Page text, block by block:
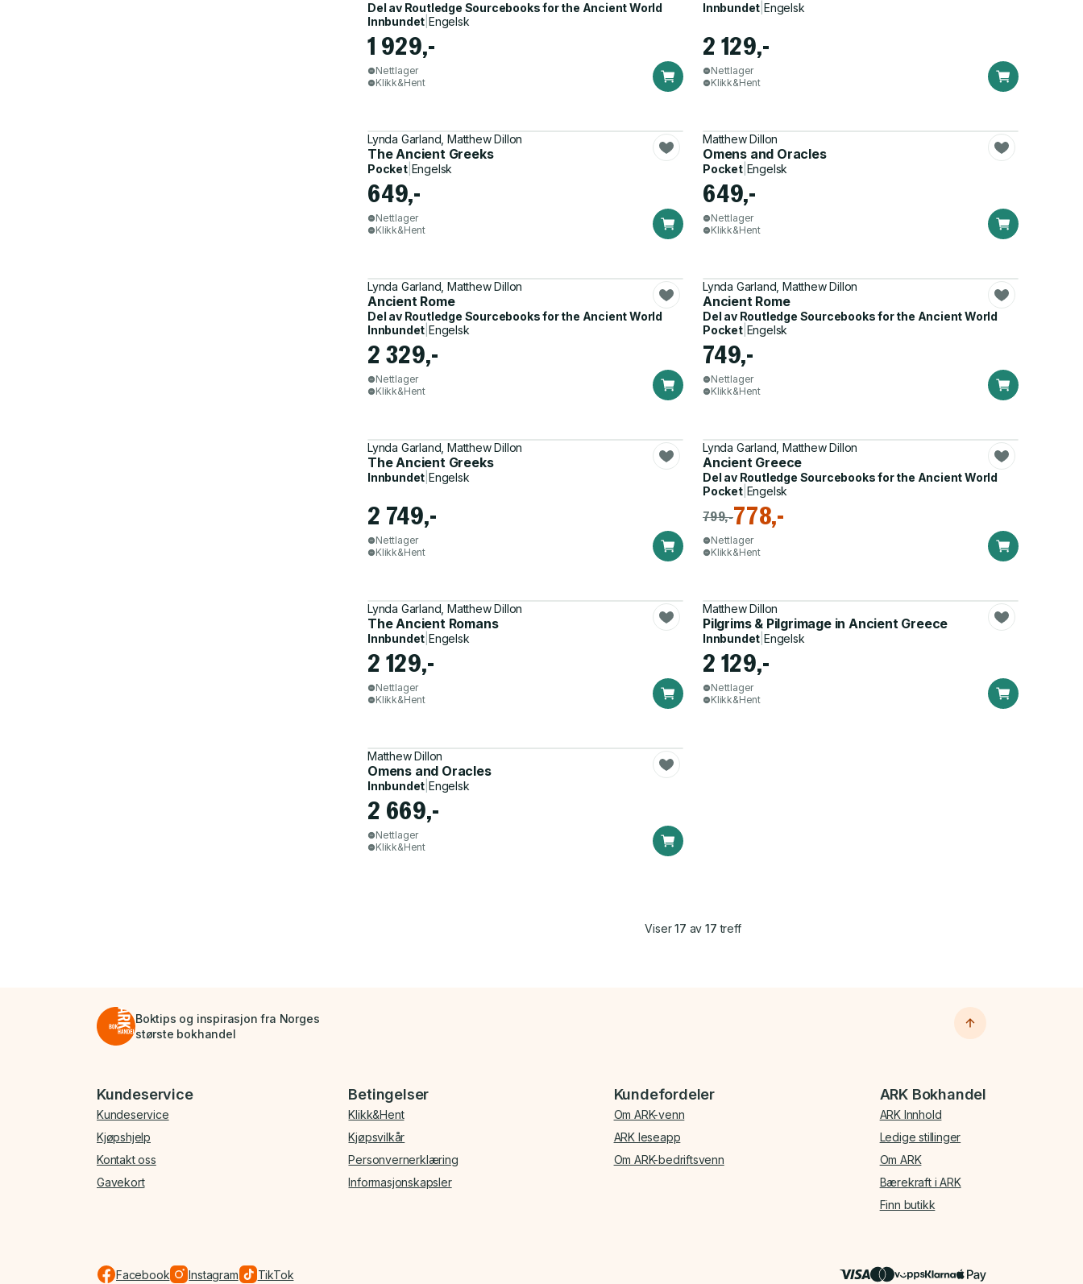
Del av Routledge Sourcebooks for the Ancient World
Innbundet |Engelsk
1 929,-
Nettlager
Klikk&Hent
Innbundet |Engelsk
2 129,-
Nettlager
Klikk&Hent
Lynda Garland, Matthew Dillon
The Ancient Greeks
Pocket| Engelsk
649,-
Nettlager
Klikk&Hent
Matthew Dillon
Omens and Oracles
Pocket| Engelsk
649,-
Nettlager
Klikk&Hent
Lynda Garland, Matthew Dillon
Ancient Rome
Del av Routledge Sourcebooks for the Ancient World
Innbundet |Engelsk
2 329,-
Nettlager
Klikk&Hent
Lynda Garland, Matthew Dillon
Ancient Rome
Del av Routledge Sourcebooks for the Ancient World
Pocket| Engelsk
749,-
Nettlager
Klikk&Hent
Lynda Garland, Matthew Dillon
The Ancient Greeks
Innbundet |Engelsk
2 749,-
Nettlager
Klikk&Hent
Lynda Garland, Matthew Dillon
Ancient Greece
Del av Routledge Sourcebooks for the Ancient World
Pocket| Engelsk
799,-778,-
Nettlager
Klikk&Hent
Lynda Garland, Matthew Dillon
The Ancient Romans
Innbundet |Engelsk
2 129,-
Nettlager
Klikk&Hent
Matthew Dillon
Pilgrims & Pilgrimage in Ancient Greece
Innbundet |Engelsk
2 129,-
Nettlager
Klikk&Hent
Matthew Dillon
Omens and Oracles
Innbundet |Engelsk
2 669,-
Nettlager
Klikk&Hent
Viser17 av 17 treff
Boktips og inspirasjon fra Norges
største bokhandel
Bunnmeny
Kundeservice
Kundeservice
Kjøpshjelp
Kontakt oss
Gavekort
Betingelser
Klikk&Hent
Kjøpsvilkår
Personvernerklæring
Informasjonskapsler
Kundefordeler
Om ARK-venn
ARK leseapp
Om ARK-bedriftsvenn
ARK Bokhandel
ARK Innhold
Ledige stillinger
Om ARK
Bærekraft i ARK
Finn butikk
Facebook Instagram TikTok